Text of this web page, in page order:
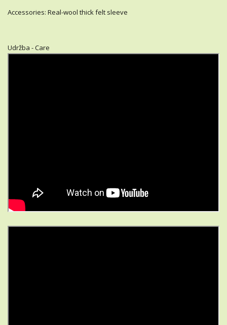
Accessories: Real-wool thick felt sleeve
Udržba - Care